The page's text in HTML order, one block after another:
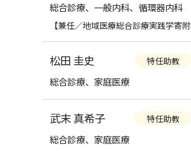
総合診療、一般内科、循環器内科
【兼任／地域医療総合診療実践学寄
松田 圭史 特任助教
総合診療、家庭医療
武末 真希子 特任助教
総合診療、家庭医療